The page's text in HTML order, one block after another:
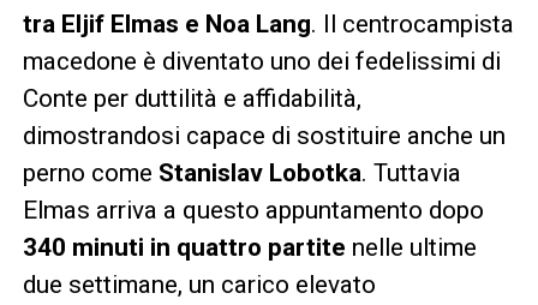
tra Eljif Elmas e Noa Lang. Il centrocampista
macedone è diventato uno dei fedelissimi di
Conte per duttilità e affidabilità,
dimostrandosi capace di sostituire anche un
perno come Stanislav Lobotka. Tuttavia
Elmas arriva a questo appuntamento dopo
340 minuti in quattro partite nelle ultime
due settimane, un carico elevato